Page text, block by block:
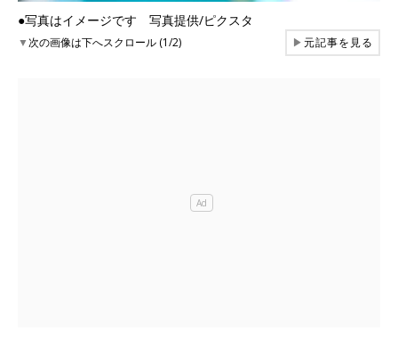
●写真はイメージです 写真提供/ピクスタ
▼次の画像は下へスクロール (1/2) ▶元記事を見る